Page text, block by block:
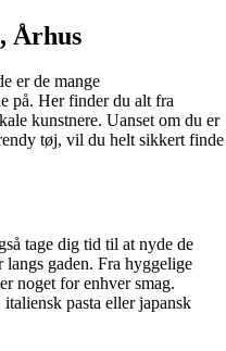
Århus
er de mange
på. Her finder du alt fra
kunstnere. Uanset om du er
tøj, vil du helt sikkert finde
tage dig tid til at nyde de
langs gaden. Fra hyggelige
noget for enhver smag.
pasta eller japansk